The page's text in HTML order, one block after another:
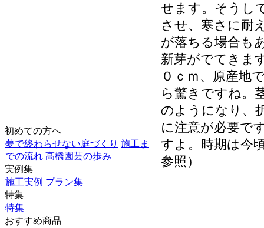
初めての方へ
夢で終わらせない庭づくり 施工ま
での流れ 髙橋園芸の歩み
実例集
施工実例 プラン集
特集
特集
おすすめ商品
せます。そうし
させ、寒さに耐
が落ちる場合も
新芽がでてきま
０ｃｍ、原産地
ら驚きですね。
のようになり、
に注意が必要で
すよ。時期は今
参照）